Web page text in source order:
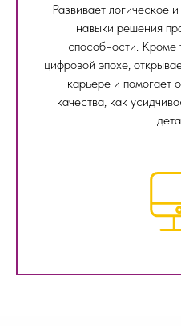
Развивает логическое
навыки решения
способности. Кроме
цифровой эпохе,
карьере и помогает
качества, как